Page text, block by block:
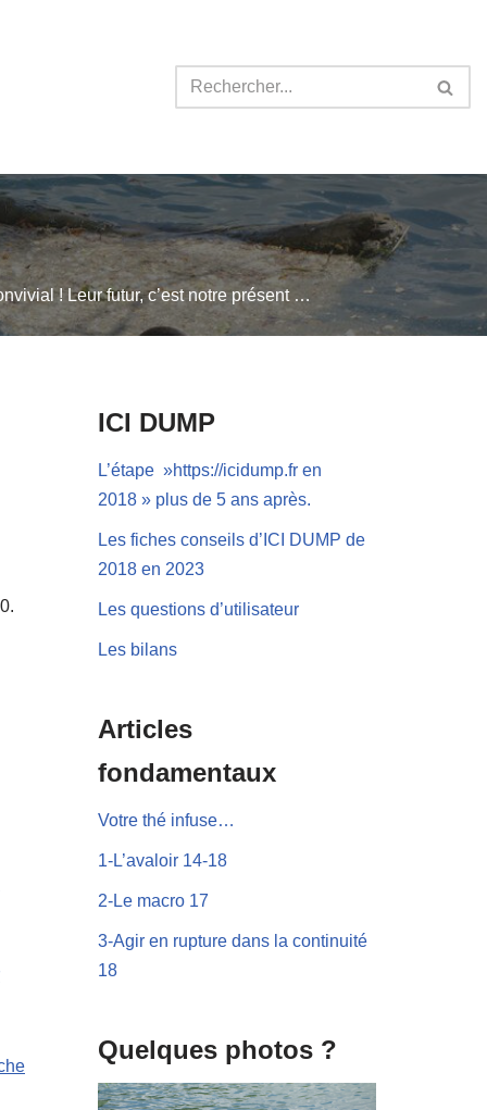
! Leur futur, c’est notre présent …
ICI DUMP
L’étape »https://icidump.fr en
2018 » plus de 5 ans après.
Les fiches conseils d’ICI DUMP de
2018 en 2023
Les questions d’utilisateur
Les bilans
Articles
fondamentaux
Votre thé infuse…
1-L’avaloir 14-18
2-Le macro 17
3-Agir en rupture dans la continuité
18
Quelques photos ?